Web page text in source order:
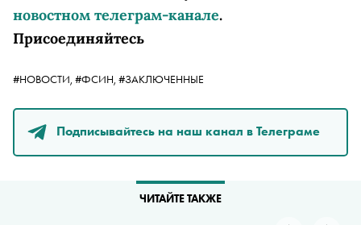
новостном телеграм-канале.
Присоединяйтесь
#НОВОСТИ, #ФСИН, #ЗАКЛЮЧЕННЫЕ
Подписывайтесь на наш канал в Телеграме
ЧИТАЙТЕ ТАКЖЕ